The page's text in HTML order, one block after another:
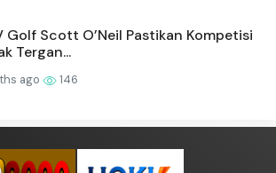
Golf Scott O’Neil Pastikan Kompetisi
Tergan...
ago 146